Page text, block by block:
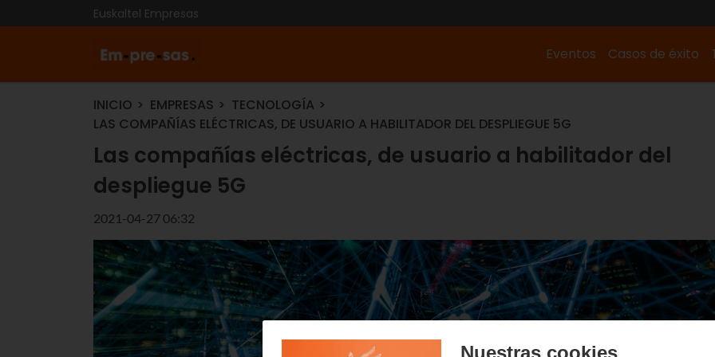
Euskaltel Empresas
Eventos Casos de éxito
INICIO EMPRESAS
TECNOLOGÍA
LAS COMPAÑÍAS ELÉCTRICAS, DE USUARIO A HABILITADOR DEL DESPLIEGUE 5G
Las compañías eléctricas, de usuario a habilitador del
despliegue 5G
2021-04-27 06:32
Nuestras cookies